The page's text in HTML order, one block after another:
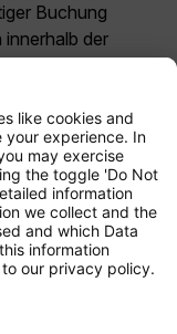
Buchung
der
den für die
handelt es
restriktivste
Gebühren
optionale